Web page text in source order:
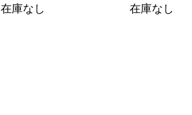
在庫なし
在庫なし